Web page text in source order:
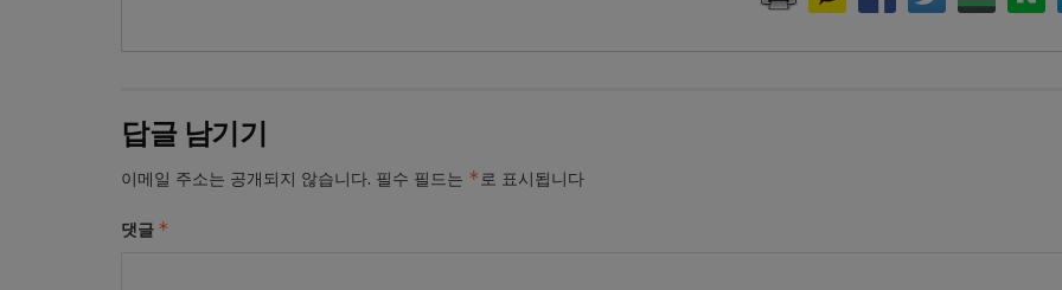
답글 남기기
이메일 주소는 공개되지 않습니다. 필수 필드는 *로 표시됩니다
댓글 *